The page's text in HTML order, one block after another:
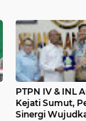
PTPN IV & INL
Kejati Sumut,
Sinergi